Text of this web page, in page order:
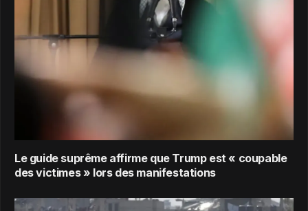
Le guide suprême affirme que Trump est « coupable
des victimes » lors des manifestations